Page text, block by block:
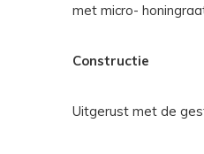
met micro-
Constructie
Uitgerust met de